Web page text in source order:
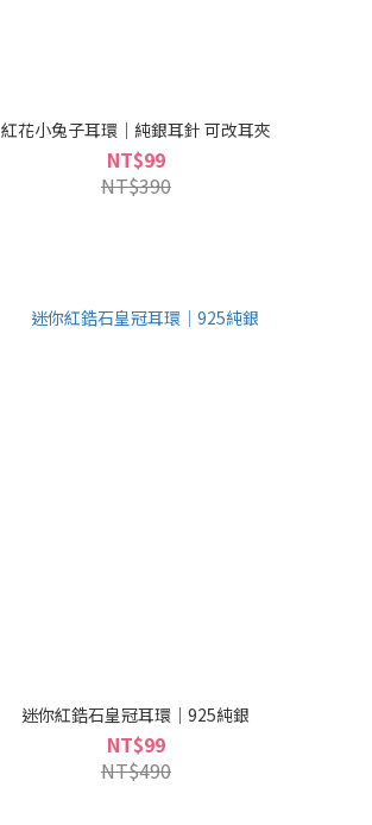
紅花小兔子耳環｜純銀耳針 可改耳夾
NT$99
NT$390
迷你紅鋯石皇冠耳環｜925純銀
NT$99
NT$490